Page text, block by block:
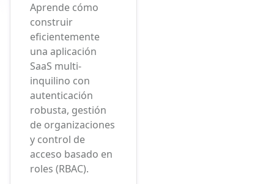
Aprende cómo
construir
eficientemente
una aplicación
SaaS multi-
inquilino con
autenticación
robusta, gestión
de organizaciones
y control de
acceso basado en
roles (RBAC).